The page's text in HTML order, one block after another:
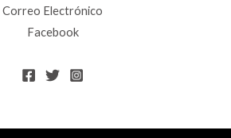
Correo Electrónico
Facebook